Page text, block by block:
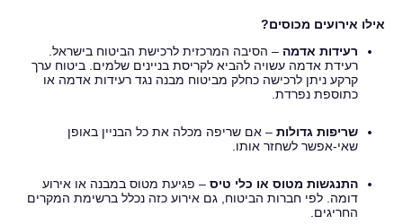
אילו אירועים מכוסים?
רעידות אדמה – הסיבה המרכזית לרכישת הביטוח בישראל.
רעידת אדמה עשויה להביא לקריסת בניינים שלמים. ביטוח ערך
קרקע ניתן לרכישה כחלק מביטוח מבנה נגד רעידות אדמה או
כתוספת נפרדת.
שריפות גדולות – אם שריפה מכלה את כל הבניין באופן
שאי‑אפשר לשחזר אותו.
התנגשות מטוס או כלי טיס – פגיעת מטוס במבנה או אירוע
דומה. לפי חברות הביטוח, גם אירוע כזה נכלל ברשימת המקרים
החריגים.